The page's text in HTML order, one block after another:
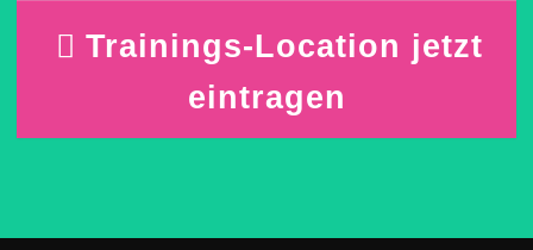
Trainings-Location jetzt
eintragen